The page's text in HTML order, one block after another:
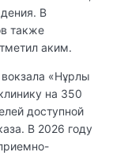
В
также
аким.
«Нұрлы
на 350
доступной
В 2026 году